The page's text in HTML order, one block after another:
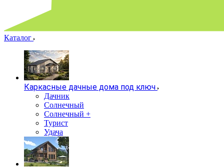
Каталог
Каркасные дачные дома под ключ
Дачник
Солнечный
Солнечный +
Турист
Удача